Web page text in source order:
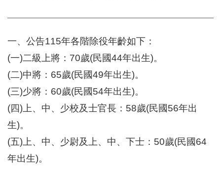
整
系
文
化
局
化
資
產
一、公告115年各階除役年齡如下：
(一)二級上將：70歲(民國44年出生)。
(二)中將：65歲(民國49年出生)。
(三)少將：60歲(民國54年出生)。
(四)上、中、少校及士官長：58歲(民國56年出
生)。
(五)上、中、少尉及上、中、下士：50歲(民國64
年出生)。